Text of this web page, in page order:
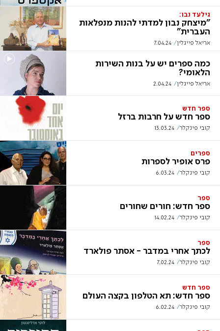
גילעד נבו:
"מיצחק נבון למדתי להנות מנפלאות
העברית"
אריאל פייגלין 7.04.24
כמה ספרים יש על בנות השירות
הלאומי?
אריאל פייגלין 2.04.24
ספר חדש
ספר חדש על חרבות ברזל
קובי פינקלר 13.03.24
ספרים
פרס אופיר לספרות
קובי פינקלר 6.03.24
ספר
ספר חדש: חורים שחורים
קובי פינקלר 14.02.24
ספר
לכתך אחרי במדבר - אסתר פולארד
קובי פינקלר 7.02.24
ספר חדש
ספר חדש: תא הטלפון בקצה העולם
קובי פינקלר 6.02.24